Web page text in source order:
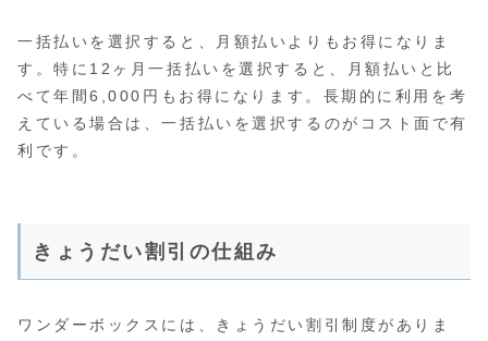
一括払いを選択すると、月額払いよりもお得になりま
す。特に12ヶ月一括払いを選択すると、月額払いと比
べて年間6,000円もお得になります。長期的に利用を考
えている場合は、一括払いを選択するのがコスト面で有
利です。
きょうだい割引の仕組み
ワンダーボックスには、きょうだい割引制度がありま